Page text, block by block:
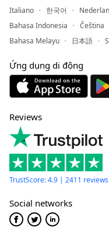
Italiano
한국어
Bahasa Indonesia
Čeština
Bahasa Melayu
日本語
Ứng dụng di động
Reviews
TrustScore: 4.9 | 2411 reviews
Social networks